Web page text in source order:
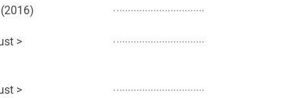
2016)
>
>